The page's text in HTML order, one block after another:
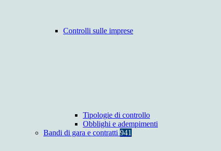
Controlli sulle imprese
Tipologie di controllo
Obblighi e adempimenti
Bandi di gara e contratti 941